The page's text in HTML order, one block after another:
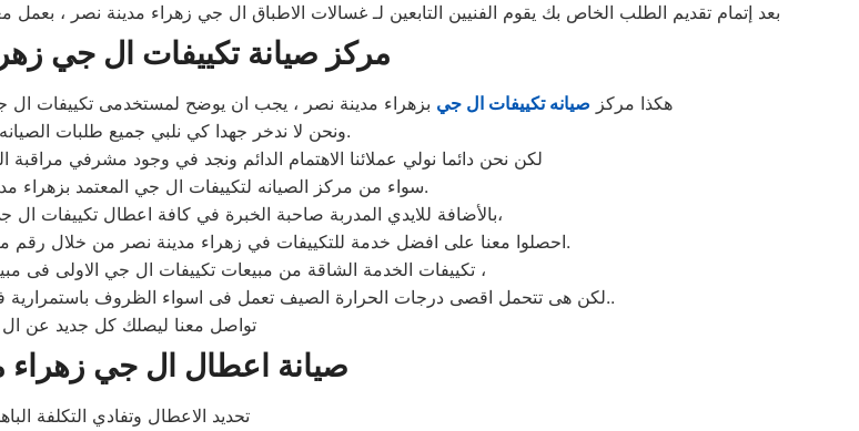
بعد إتمام تقديم الطلب الخاص بك يقوم الفنيين التابعين لـ غسالات الاطباق ال جي زهراء مدينة نصر ، بعمل
مركز صيانة تكييفات ال جي
هكذا مركز صيانه تكييفات ال جي بزهراء مدينة نصر ، يجب ان يوضح لمستخدمى تكييفات ال
ونحن لا ندخر جهدا كي نلبي جميع طلبات الصيانه لتكييفات ال جي.
لكن نحن دائما نولي عملائنا الاهتمام الدائم ونجد في وجود مشرفي مراقبة
سواء من مركز الصيانه لتكييفات ال جي المعتمد بزهراء مدينة نصر او من منزل العميل.
بالأضافة للايدي المدربة صاحبة الخبرة في كافة اعطال تكييفات ال جي بجميع موديلاتها القديم منها والحديث،
احصلوا معنا على افضل خدمة للتكييفات في زهراء مدينة نصر من خلال رقم مركز صيانه ال جي المعتمد في زهراء مدينة نصر.
تكييفات الخدمة الشاقة من مبيعات تكييفات ال جي الاولى فى مبيعات التكييفات فى زهراء مدينة نصر ،
لكن هى تتحمل اقصى درجات الحرارة الصيف تعمل فى اسواء الظروف باستمرارية فى التشغيل المتواصل حيث لا يضاهيها اى تكييفات اخر..
تواصل معنا ليصلك كل جديد عن
صيانة اعطال ال جي زهراء
تحديد الاعطال وتفادي التكلفة